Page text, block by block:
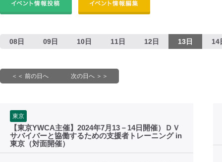
08日 09日 10日 11日 12日 13日 14
＜＜ 前の日へ 次の日へ ＞＞
東京
【東京YWCA主催】2024年7月13－14日開催）ＤＶ
サバイバーと協働するための支援者トレーニング in
東京（対面開催）